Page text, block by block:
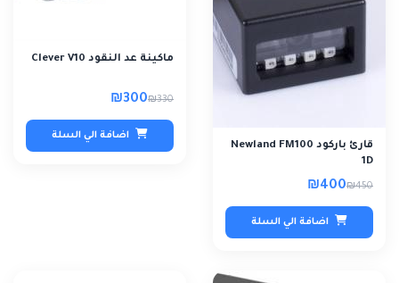
قارئ باركود Newland FM100
1D
₪450
₪400
اضافة الي السلة
ماكينة عد النقود Clever V10
₪330
₪300
اضافة الي السلة